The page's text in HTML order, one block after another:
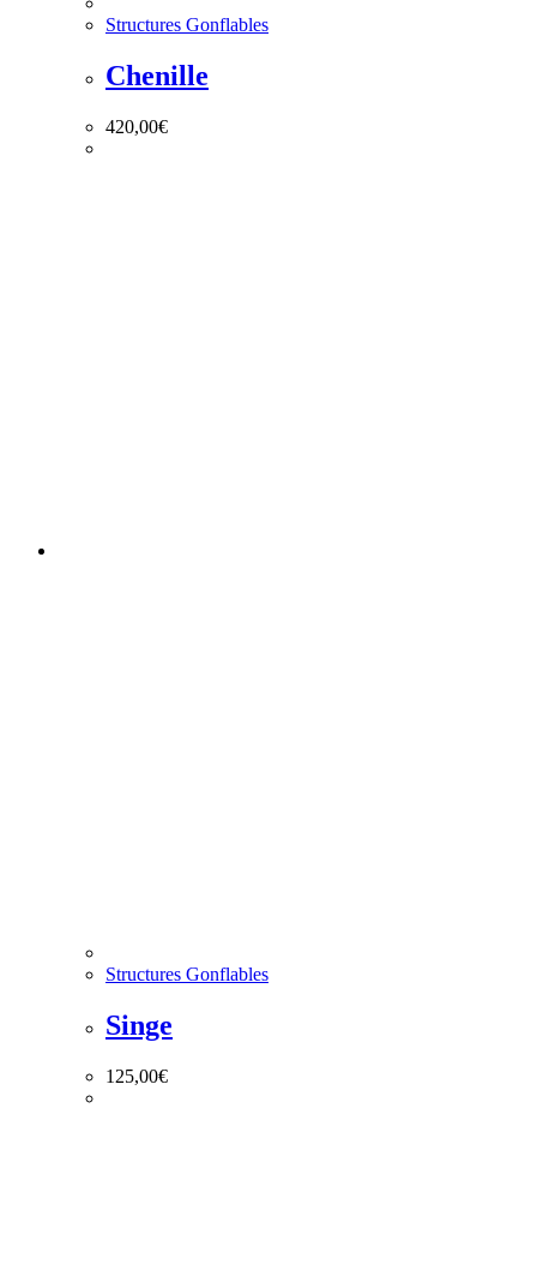
Structures Gonflables
Chenille
420,00€
Structures Gonflables
Singe
125,00€